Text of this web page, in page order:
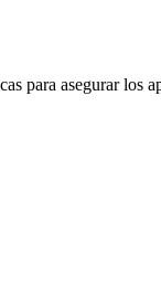
para asegurar los